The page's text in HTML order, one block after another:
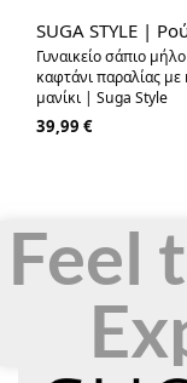
SUGA STYLE |
Γυναικείο σάπιο
καφτάνι παραλίας με
μανίκι | Suga Style
39,99 €
Feel